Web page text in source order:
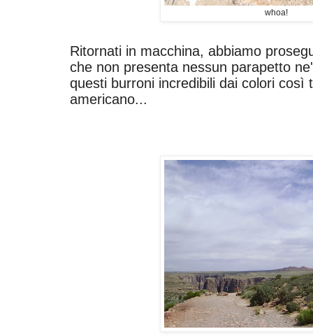
whoa!
Ritornati in macchina, abbiamo
che non presenta nessun parapetto
questi burroni incredibili dai colori così
americano...